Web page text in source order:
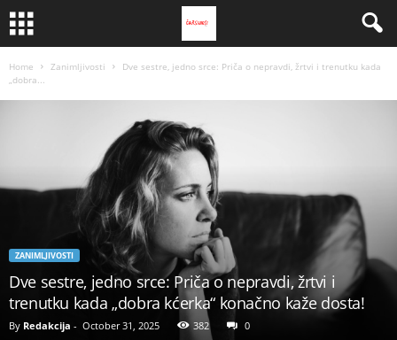
Home Zanimljivosti
Dve sestre, jedno srce: Priča o nepravdi, žrtvi i trenutku kada
„dobra...
ZANIMLJIVOSTI
Dve sestre, jedno srce: Priča o nepravdi, žrtvi i
trenutku kada „dobra kćerka“ konačno kaže dosta!
By Redakcija - October 31, 2025 382 0